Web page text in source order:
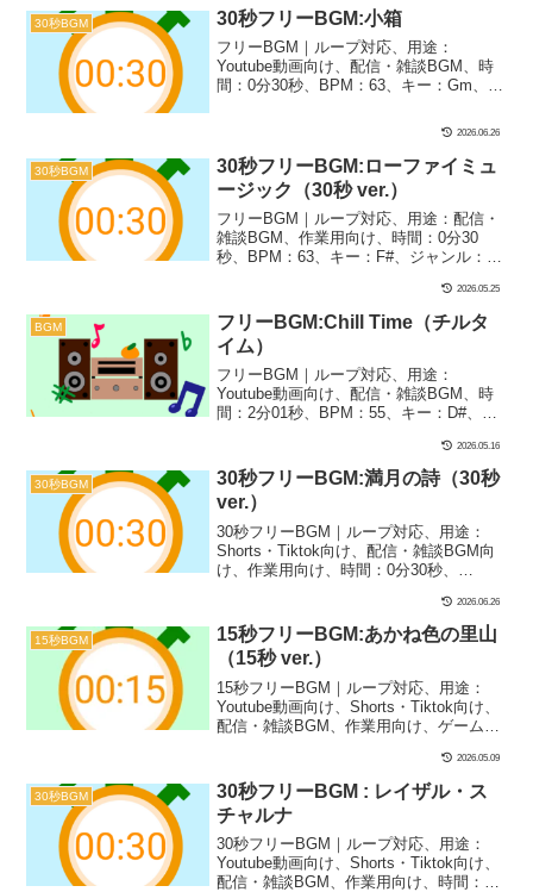
メージした楽曲です！神秘的なシーン
や、神聖なイベント、ゲームのBGMなど
にぴったり！
30秒BGM 30秒フリーBGM:小箱
フリーBGM｜ループ対応、用途：
Youtube動画向け、配信・雑談BGM、時
間：0分30秒、BPM：63、キー：Gm、ジ
30秒BGM第39弾！ゆったりしたオルゴー
ル系BGMです！雑談、配信、寝落ちシー
ンや睡眠用BGMとしてぴったり！
2026.06.26
30秒BGM
30秒フリーBGM:ローファイミュ
ージック（30秒 ver.）
フリーBGM｜ループ対応、用途：配信・
雑談BGM、作業用向け、時間：0分30
秒、BPM：63、キー：F#、ジャンル：ゆ
ビエント｜30秒BGM第30弾！チルな印象
の一曲になりました！寝る前のヒーリン
グや雑談BGMにぴったりかも？
2026.05.25
BGM
フリーBGM:Chill Time（チルタ
イム）
フリーBGM｜ループ対応、用途：
Youtube動画向け、配信・雑談BGM、時
間：2分01秒、BPM：55、キー：D#、ジ
ルゴール｜ゆったりとしたオルゴール曲
です！配信や雑談、寝る前、落ち着いた
シーンなら何にでも合わせやすい一曲で
す！
2026.05.16
30秒BGM
30秒フリーBGM:満月の詩（30秒
ver.）
30秒フリーBGM｜ループ対応、用途：
Shorts・Tiktok向け、配信・雑談BGM向
け、作業用向け、時間：0分30秒、
ゃれ、ゆったり、あき、楽器：ピアノ｜
30秒BGM第16弾！満月の夜をピアノで表
現しました！勉強中のBGMやVlog、ドラ
イブ、神秘的なシーンにぴったり！
2026.06.26
15秒BGM
15秒フリーBGM:あかね色の里山
（15秒 ver.）
15秒フリーBGM｜ループ対応、用途：
Youtube動画向け、Shorts・Tiktok向け、
配信・雑談BGM、作業用向け、ゲーム・
85、キー：律音階（キー＝E）、ジャン
ル：ゆったり、楽器：和風、ファンタジ
ー｜15秒BGM第38弾！和風で素朴なフリ
ーBGMです！なごみ系のYoutube動画や
和風でレトロ、ちょっと懐かしめのシー
ンにバッチリ合います！
2026.05.09
30秒BGM
30秒フリーBGM : レイザル・ス
チャルナ
30秒フリーBGM｜ループ対応、用途：
Youtube動画向け、Shorts・Tiktok向け、
配信・雑談BGM、作業用向け、時間：0